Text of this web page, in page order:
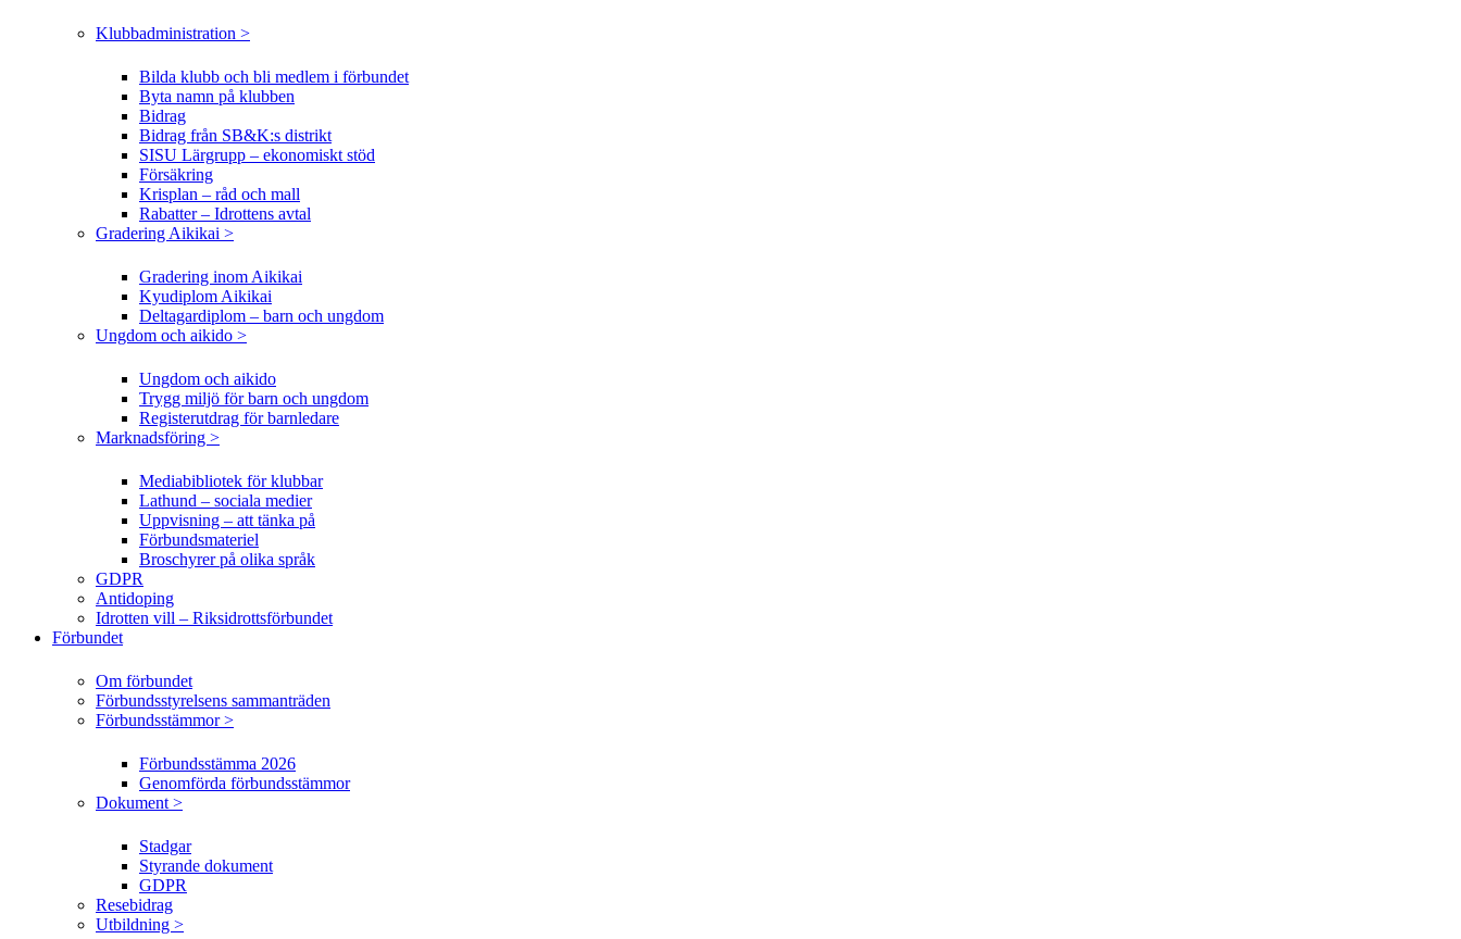
Klubbadministration >
Bilda klubb och bli medlem i förbundet
Byta namn på klubben
Bidrag
Bidrag från SB&K:s distrikt
SISU Lärgrupp – ekonomiskt stöd
Försäkring
Krisplan – råd och mall
Rabatter – Idrottens avtal
Gradering Aikikai >
Gradering inom Aikikai
Kyudiplom Aikikai
Deltagardiplom – barn och ungdom
Ungdom och aikido >
Ungdom och aikido
Trygg miljö för barn och ungdom
Registerutdrag för barnledare
Marknadsföring >
Mediabibliotek för klubbar
Lathund – sociala medier
Uppvisning – att tänka på
Förbundsmateriel
Broschyrer på olika språk
GDPR
Antidoping
Idrotten vill – Riksidrottsförbundet
Förbundet
Om förbundet
Förbundsstyrelsens sammanträden
Förbundsstämmor >
Förbundsstämma 2026
Genomförda förbundsstämmor
Dokument >
Stadgar
Styrande dokument
GDPR
Resebidrag
Utbildning >